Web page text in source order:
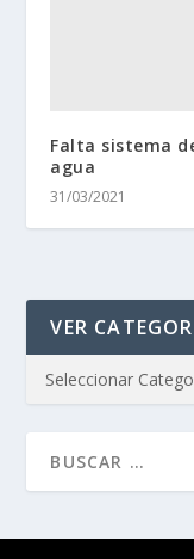
Falta sistema
agua
31/03/2021
VER